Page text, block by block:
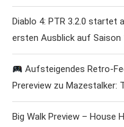
Diablo 4: PTR 3.2.0 startet
ersten Ausblick auf Saison
Aufsteigendes Retro-
Prereview zu Mazestalker:
Big Walk Preview – House